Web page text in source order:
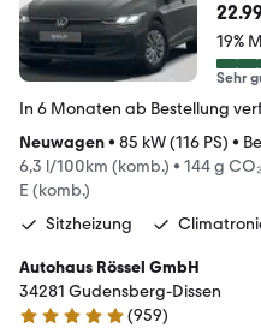
19%
Sehr
In 6 Monaten ab Bestellung
Neuwagen• 85 kW (116 PS) •
6,3 l/100km (komb.) • 144 g
E (komb.)
Sitzheizung
Autohaus Rössel GmbH
34281 Gudensberg-Dissen
4.9 Sterne
(959)